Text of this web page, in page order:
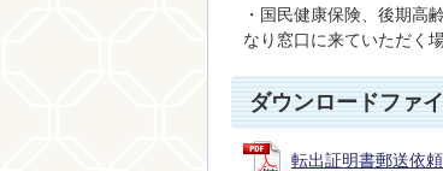
・国民健康保険、後期高
なり窓口に来ていただく
ダウンロードファ
転出証明書郵送依